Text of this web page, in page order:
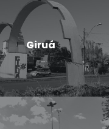
Giruá